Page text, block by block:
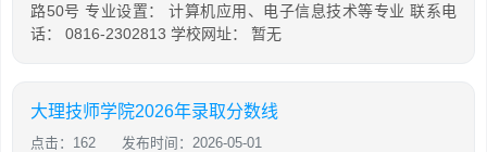
路50号 专业设置： 计算机应用、电子信息技术等专业 联系电
话： 0816-2302813 学校网址： 暂无
大理技师学院2026年录取分数线
点击：162 发布时间：2026-05-01